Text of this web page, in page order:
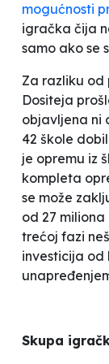
mogućnosti
igračka čija
samo ako se
Za razliku
Dositeja
objavljena ni
42 škole
je opremu iz
kompleta
se može
od 27
trećoj fazi
investicija od
Skupa